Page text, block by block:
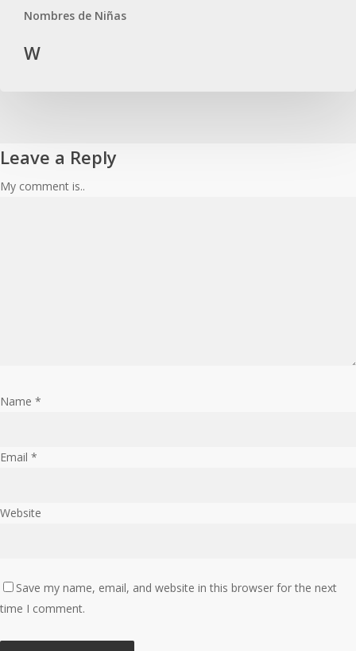
Nombres de Niñas
W
Leave a Reply
My comment is..
Name *
Email *
Website
Save my name, email, and website in this browser for the next
time I comment.